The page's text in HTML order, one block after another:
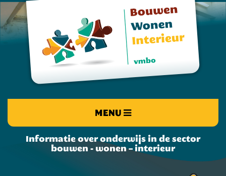
MENU
Informatie over onderwijs in de sector
bouwen - wonen – interieur